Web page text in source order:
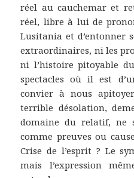
réel au cauchemar et
réel, libre à lui de
Lusitania et d’entonner
extraordinaires, ni les
ni l’histoire pitoyable
spectacles où il est
convier à nous
terrible désolation,
domaine du relatif, ne
comme preuves ou
Crise de l’esprit ? Le
mais l’expression